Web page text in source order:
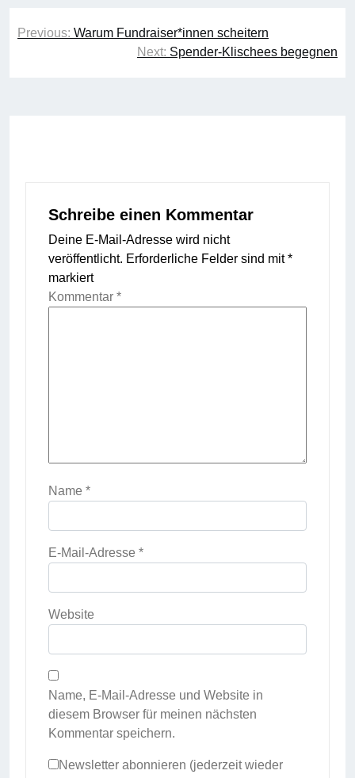
Beitragsnavigation
Previous: Warum Fundraiser*innen scheitern
Next: Spender-Klischees begegnen
Schreibe einen Kommentar
Deine E-Mail-Adresse wird nicht
veröffentlicht. Erforderliche Felder sind mit*
markiert
Kommentar *
Name *
E-Mail-Adresse *
Website
Name, E-Mail-Adresse und Website in
diesem Browser für meinen nächsten
Kommentar speichern.
Newsletter abonnieren (jederzeit wieder